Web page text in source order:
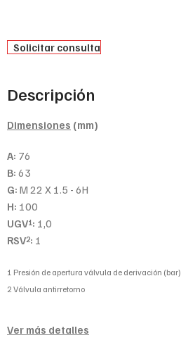
Solicitar consulta
Descripción
Dimensiones (mm)
A: 76
B: 63
G: M 22 X 1.5 - 6H
H: 100
UGV1: 1,0
RSV2: 1
1 Presión de apertura válvula de derivación (bar)
2 Válvula antirretorno
Ver más detalles